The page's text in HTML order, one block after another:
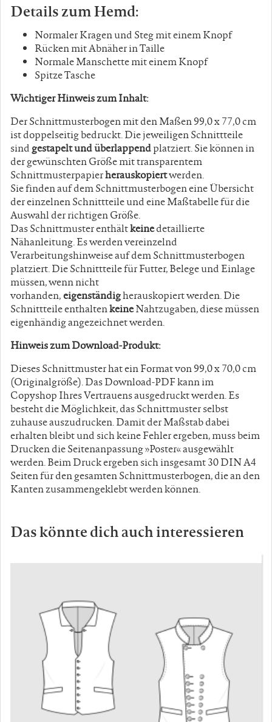
Details zum Hemd:
Normaler Kragen und Steg mit einem Knopf
Rücken mit Abnäher in Taille
Normale Manschette mit einem Knopf
Spitze Tasche
Wichtiger Hinweis zum Inhalt:
Der Schnittmusterbogen mit den Maßen 99,0 x 77,0 cm
ist doppelseitig bedruckt. Die jeweiligen Schnittteile
sind gestapelt und überlappendplatziert. Sie können in
der gewünschten Größe mit transparentem
Schnittmusterpapierherauskopiertwerden.
Sie finden auf dem Schnittmusterbogen eine Übersicht
der einzelnen Schnittteile und eine Maßtabelle für die
Auswahl der richtigen Größe.
Das Schnittmuster enthältkeinedetaillierte
Nähanleitung. Es werden vereinzelnd
Verarbeitungshinweise auf dem Schnittmusterbogen
platziert. Die Schnittteile für Futter, Belege und Einlage
müssen, wenn nicht
vorhanden,eigenständigherauskopiert werden. Die
Schnittteile enthaltenkeineNahtzugaben, diese müssen
eigenhändig angezeichnet werden.
Hinweis zum Download-Produkt:
Dieses Schnittmuster hat ein Format von 99,0 x 70,0 cm
(Originalgröße). Das Download-PDF kann im
Copyshop Ihres Vertrauens ausgedruckt werden. Es
besteht die Möglichkeit, das Schnittmuster selbst
zuhause auszudrucken. Damit der Maßstab dabei
erhalten bleibt und sich keine Fehler ergeben, muss beim
Drucken die Seitenanpassung »Poster« ausgewählt
werden. Beim Druck ergeben sich insgesamt 30 DIN A4
Seiten für den gesamten Schnittmusterbogen, die an den
Kanten zusammengeklebt werden können.
Das könnte dich auch interessieren